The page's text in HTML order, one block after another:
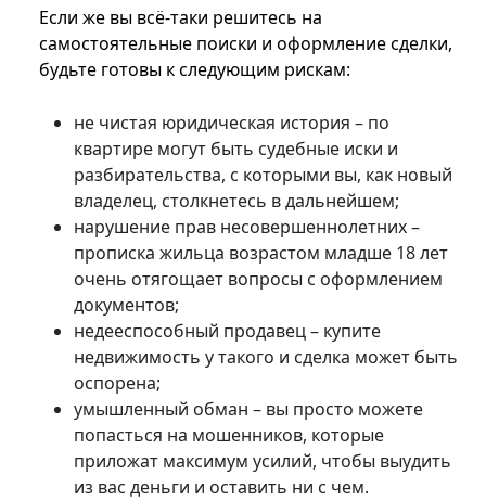
Если же вы всё-таки решитесь на
самостоятельные поиски и оформление сделки,
будьте готовы к следующим рискам:
не чистая юридическая история – по
квартире могут быть судебные иски и
разбирательства, с которыми вы, как новый
владелец, столкнетесь в дальнейшем;
нарушение прав несовершеннолетних –
прописка жильца возрастом младше 18 лет
очень отягощает вопросы с оформлением
документов;
недееспособный продавец – купите
недвижимость у такого и сделка может быть
оспорена;
умышленный обман – вы просто можете
попасться на мошенников, которые
приложат максимум усилий, чтобы выудить
из вас деньги и оставить ни с чем.